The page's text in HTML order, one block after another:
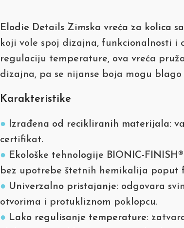
Elodie Details Zimska vreća za kolica
koji vole spoj dizajna, funkcionalnosti
regulaciju temperature, ova vreća
dizajna, pa se nijanse boja mogu
Karakteristike
● Izrađena od recikliranih materijala:
certifikat.
● Ekološke tehnologije BIONIC-
bez upotrebe štetnih hemikalija
● Univerzalno pristajanje: odgovara
otvorima i protukliznom poklopcu.
● Lako regulisanje temperature: